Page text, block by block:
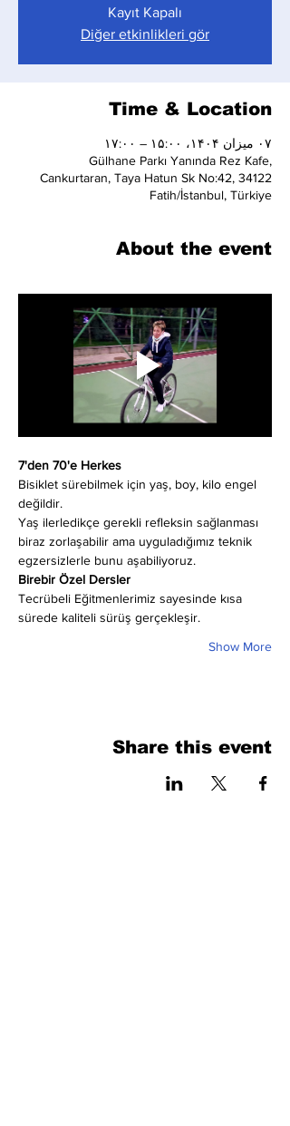
Kayıt Kapalı
Diğer etkinlikleri gör
Time & Location
۰۷ میزان ۱۴۰۴، ۱۵:۰۰ – ۱۷:۰۰
Gülhane Parkı Yanında Rez Kafe,
Cankurtaran, Taya Hatun Sk No:42, 34122
Fatih/İstanbul, Türkiye
About the event
7'den 70'e Herkes
Bisiklet sürebilmek için yaş, boy, kilo engel
değildir.
Yaş ilerledikçe gerekli refleksin sağlanması
biraz zorlaşabilir ama uyguladığımız teknik
egzersizlerle bunu aşabiliyoruz.
Birebir Özel Dersler
Tecrübeli Eğitmenlerimiz sayesinde kısa
sürede kaliteli sürüş gerçekleşir.
Show More
Share this event